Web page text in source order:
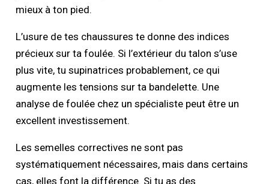
mieux à ton pied.
L’usure de tes chaussures te donne des indices
précieux sur ta foulée. Si l’extérieur du talon s’use
plus vite, tu supinatrices probablement, ce qui
augmente les tensions sur ta bandelette. Une
analyse de foulée chez un spécialiste peut être un
excellent investissement.
Les semelles correctives ne sont pas
systématiquement nécessaires, mais dans certains
cas, elles font la différence. Si tu as des